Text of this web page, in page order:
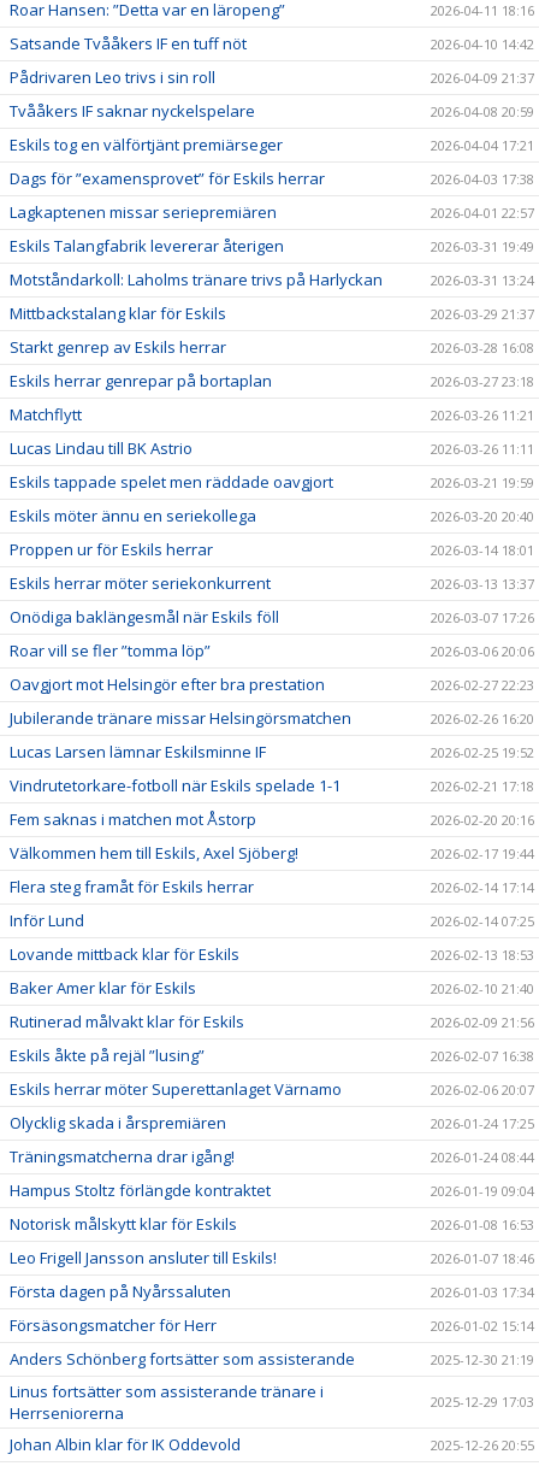
Roar Hansen: ”Detta var en läropeng” 2026-04-11 18:16
Satsande Tvååkers IF en tuff nöt 2026-04-10 14:42
Pådrivaren Leo trivs i sin roll 2026-04-09 21:37
Tvååkers IF saknar nyckelspelare 2026-04-08 20:59
Eskils tog en välförtjänt premiärseger 2026-04-04 17:21
Dags för ”examensprovet” för Eskils herrar 2026-04-03 17:38
Lagkaptenen missar seriepremiären 2026-04-01 22:57
Eskils Talangfabrik levererar återigen 2026-03-31 19:49
Motståndarkoll: Laholms tränare trivs på Harlyckan 2026-03-31 13:24
Mittbackstalang klar för Eskils 2026-03-29 21:37
Starkt genrep av Eskils herrar 2026-03-28 16:08
Eskils herrar genrepar på bortaplan 2026-03-27 23:18
Matchflytt 2026-03-26 11:21
Lucas Lindau till BK Astrio 2026-03-26 11:11
Eskils tappade spelet men räddade oavgjort 2026-03-21 19:59
Eskils möter ännu en seriekollega 2026-03-20 20:40
Proppen ur för Eskils herrar 2026-03-14 18:01
Eskils herrar möter seriekonkurrent 2026-03-13 13:37
Onödiga baklängesmål när Eskils föll 2026-03-07 17:26
Roar vill se fler ”tomma löp” 2026-03-06 20:06
Oavgjort mot Helsingör efter bra prestation 2026-02-27 22:23
Jubilerande tränare missar Helsingörsmatchen 2026-02-26 16:20
Lucas Larsen lämnar Eskilsminne IF 2026-02-25 19:52
Vindrutetorkare-fotboll när Eskils spelade 1-1 2026-02-21 17:18
Fem saknas i matchen mot Åstorp 2026-02-20 20:16
Välkommen hem till Eskils, Axel Sjöberg! 2026-02-17 19:44
Flera steg framåt för Eskils herrar 2026-02-14 17:14
Inför Lund 2026-02-14 07:25
Lovande mittback klar för Eskils 2026-02-13 18:53
Baker Amer klar för Eskils 2026-02-10 21:40
Rutinerad målvakt klar för Eskils 2026-02-09 21:56
Eskils åkte på rejäl ”lusing” 2026-02-07 16:38
Eskils herrar möter Superettanlaget Värnamo 2026-02-06 20:07
Olycklig skada i årspremiären 2026-01-24 17:25
Träningsmatcherna drar igång! 2026-01-24 08:44
Hampus Stoltz förlängde kontraktet 2026-01-19 09:04
Notorisk målskytt klar för Eskils 2026-01-08 16:53
Leo Frigell Jansson ansluter till Eskils! 2026-01-07 18:46
Första dagen på Nyårssaluten 2026-01-03 17:34
Försäsongsmatcher för Herr 2026-01-02 15:14
Anders Schönberg fortsätter som assisterande 2025-12-30 21:19
Linus fortsätter som assisterande tränare i
Herrseniorerna
2025-12-29 17:03
Johan Albin klar för IK Oddevold 2025-12-26 20:55